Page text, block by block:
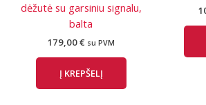
dėžutė su garsiniu signalu,
balta
179,00€ su PVM
Į KREPŠELĮ